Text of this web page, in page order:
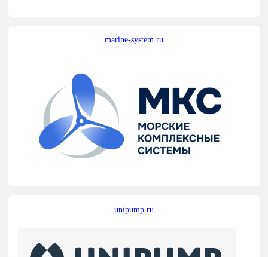
marine-system.ru
unipump.ru